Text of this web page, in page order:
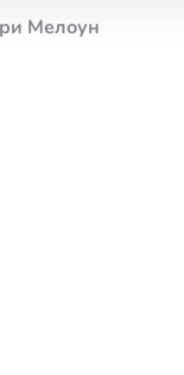
Мелоун